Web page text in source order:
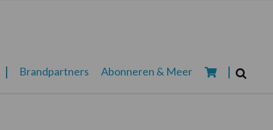
Brandpartners Abonneren & Meer